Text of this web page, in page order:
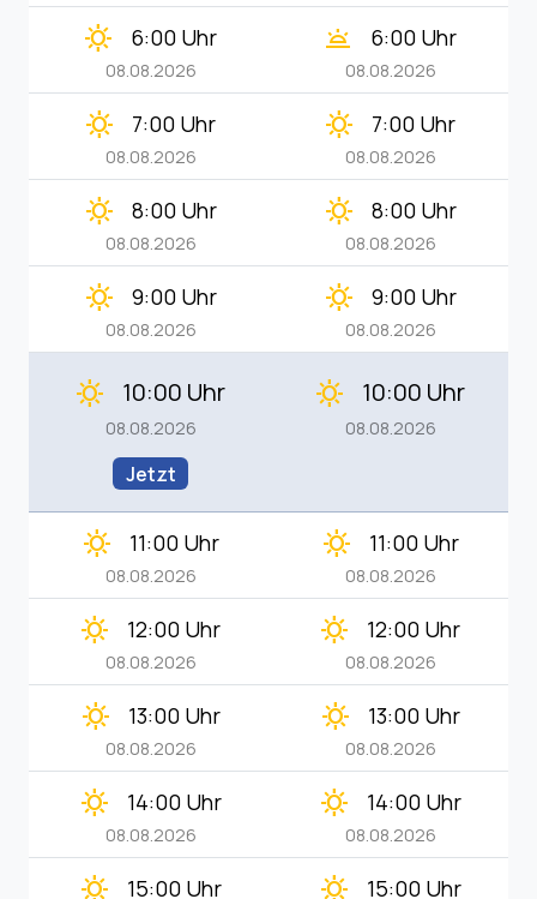
clear_day 6:00 Uhr
08.08.2026
wb_twilight 6:00 Uhr
08.08.2026
clear_day 7:00 Uhr
08.08.2026
clear_day 7:00 Uhr
08.08.2026
clear_day 8:00 Uhr
08.08.2026
clear_day 8:00 Uhr
08.08.2026
clear_day 9:00 Uhr
08.08.2026
clear_day 9:00 Uhr
08.08.2026
clear_day 10:00 Uhr
08.08.2026
Jetzt
clear_day 10:00 Uhr
08.08.2026
clear_day 11:00 Uhr
08.08.2026
clear_day 11:00 Uhr
08.08.2026
clear_day 12:00 Uhr
08.08.2026
clear_day 12:00 Uhr
08.08.2026
clear_day 13:00 Uhr
08.08.2026
clear_day 13:00 Uhr
08.08.2026
clear_day 14:00 Uhr
08.08.2026
clear_day 14:00 Uhr
08.08.2026
clear_day 15:00 Uhr clear_day 15:00 Uhr